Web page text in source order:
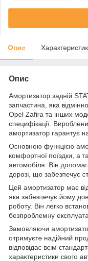
Опис
Опис
Амортизатор задній
запчастина, яка
Opel Zafira та інших
специфікації.
амортизатор гарантує
Основною функцією
комфортної поїздки, а
автомобіля. Він
дорозі, що забезпечує
Цей амортизатор має
яка забезпечує йому
роботу. Він легко
безпроблемну
Замовляючи
отримуєте надійний
відповідає всім
характеристики свого